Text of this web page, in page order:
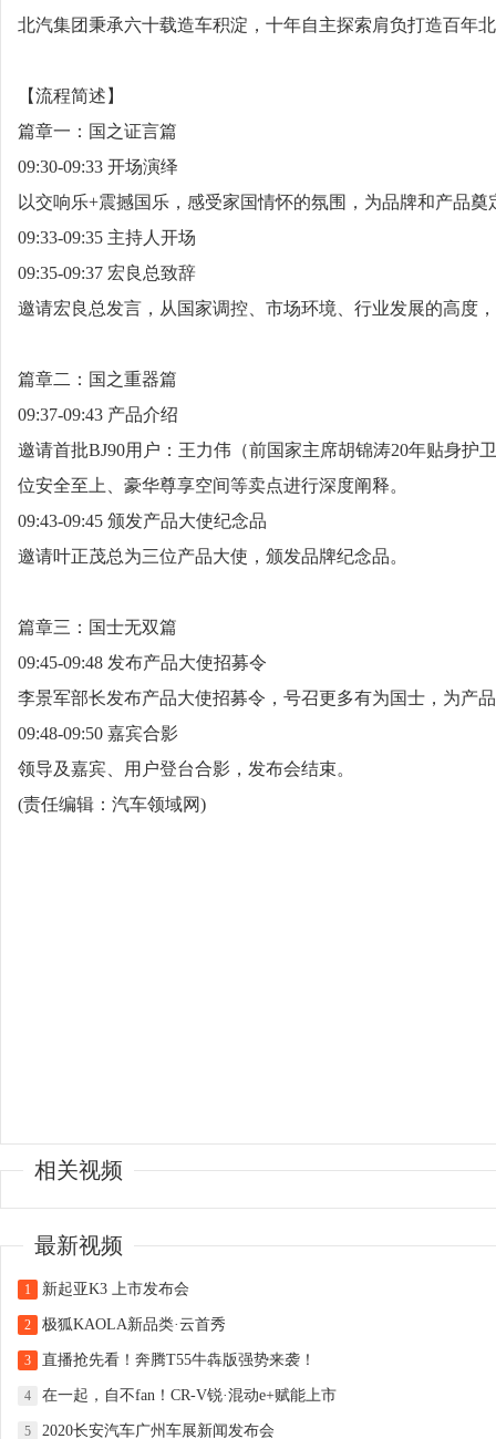
北汽集团秉承六十载造车积淀，十年自主探索肩负打造百年
【流程简述】
篇章一：国之证言篇
09:30-09:33 开场演绎
以交响乐+震撼国乐，感受家国情怀的氛围，为品牌和产品奠
09:33-09:35 主持人开场
09:35-09:37 宏良总致辞
邀请宏良总发言，从国家调控、市场环境、行业发展的高度
篇章二：国之重器篇
09:37-09:43 产品介绍
邀请首批BJ90用户：王力伟（前国家主席胡锦涛20年贴身
位安全至上、豪华尊享空间等卖点进行深度阐释。
09:43-09:45 颁发产品大使纪念品
邀请叶正茂总为三位产品大使，颁发品牌纪念品。
篇章三：国士无双篇
09:45-09:48 发布产品大使招募令
李景军部长发布产品大使招募令，号召更多有为国士，为产
09:48-09:50 嘉宾合影
领导及嘉宾、用户登台合影，发布会结束。
(责任编辑：汽车领域网)
相关视频
最新视频
1 新起亚K3 上市发布会
2 极狐KAOLA新品类·云首秀
3 直播抢先看！奔腾T55牛犇版强势来袭！
4 在一起，自不fan！CR-V锐·混动e+赋能上市
5 2020长安汽车广州车展新闻发布会